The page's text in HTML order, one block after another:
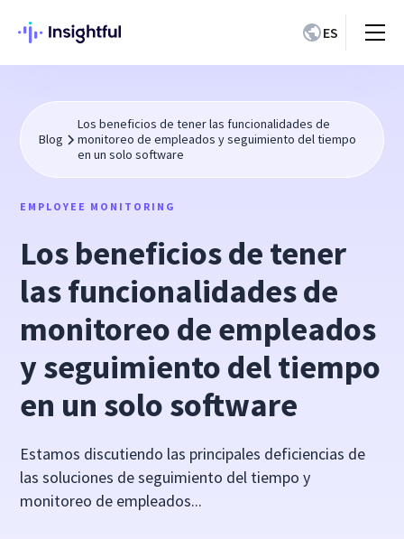
ES
Blog
Los beneficios de tener las funcionalidades de
monitoreo de empleados y seguimiento del tiempo
en un solo software
EMPLOYEE MONITORING
Los beneficios de tener
las funcionalidades de
monitoreo de empleados
y seguimiento del tiempo
en un solo software
Estamos discutiendo las principales deficiencias de
las soluciones de seguimiento del tiempo y
monitoreo de empleados...